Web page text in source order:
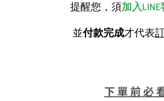
提醒您，須加入
並付款完成才代表